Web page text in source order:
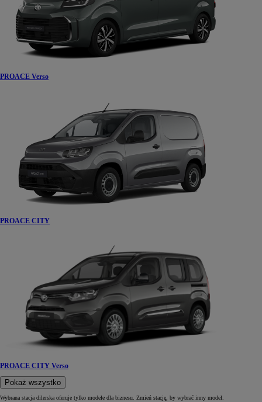
PROACE Verso
PROACE CITY
PROACE CITY Verso
Pokaż wszystko
Wybrana stacja dilerska oferuje tylko modele dla biznesu. Zmień stację, by wybrać inny model.